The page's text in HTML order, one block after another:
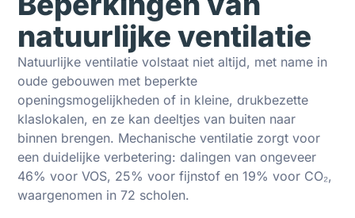
natuurlijke ventilatie
Natuurlijke ventilatie volstaat niet altijd, met name in
oude gebouwen met beperkte
openingsmogelijkheden of in kleine, drukbezette
klaslokalen, en ze kan deeltjes van buiten naar
binnen brengen. Mechanische ventilatie zorgt voor
een duidelijke verbetering: dalingen van ongeveer
46% voor VOS, 25% voor fijnstof en 19% voor CO₂,
waargenomen in 72 scholen.